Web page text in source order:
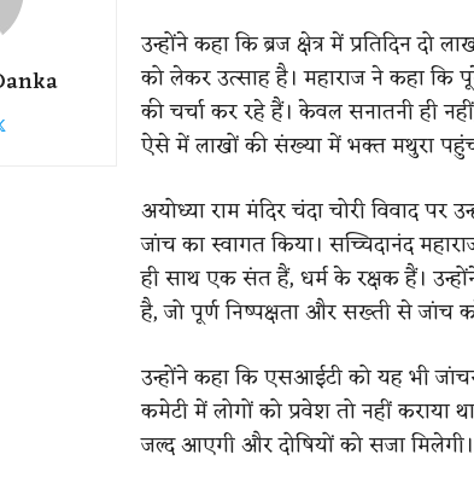
उन्होंने कहा कि ब्रज क्षेत्र में प्रतिदिन
को लेकर उत्साह है। महाराज ने कहा कि
की चर्चा कर रहे हैं। केवल सनातनी ही
ऐसे में लाखों की संख्या में भक्त मथुरा
अयोध्या राम मंदिर चंदा चोरी विवाद
जांच का स्वागत किया। सच्चिदानंद
ही साथ एक संत हैं, धर्म के रक्षक हैं।
है, जो पूर्ण निष्पक्षता और सख्ती से जांच
उन्होंने कहा कि एसआईटी को यह भी
कमेटी में लोगों को प्रवेश तो नहीं कराया
जल्द आएगी और दोषियों को सजा मिलेगी।